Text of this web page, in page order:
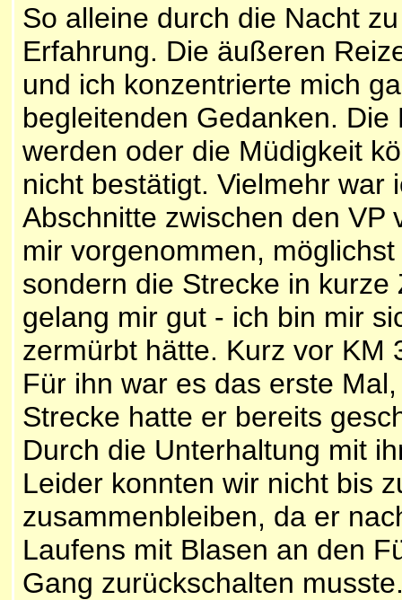
So alleine durch die Nacht
Erfahrung. Die äußeren
und ich konzentrierte mich
begleitenden Gedanken.
werden oder die Müdigkeit
nicht bestätigt. Vielmehr war
Abschnitte zwischen den VP
mir vorgenommen,
sondern die Strecke in
gelang mir gut - ich bin mir
zermürbt hätte. Kurz vor KM
Für ihn war es das erste
Strecke hatte er bereits
Durch die Unterhaltung mit
Leider konnten wir nicht bis
zusammenbleiben, da er
Laufens mit Blasen an den
Gang zurückschalten